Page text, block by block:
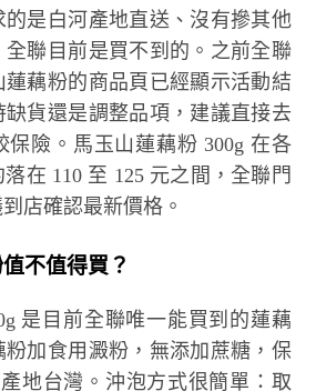
的是白河產地直送、沒有摻其他
聯目前是買不到的。之前全聯
藕粉的商品頁已經顯示活動結
貨還是調整品項，建議直接去
保險。馬玉山蓮藕粉 300g 在各
在 110 至 125 元之間，全聯門
店確認最新價格。
不值得買？
是目前全聯唯一能買到的蓮藕
加食用澱粉，無添加蔗糖，保
地台灣。沖泡方式很簡單：取